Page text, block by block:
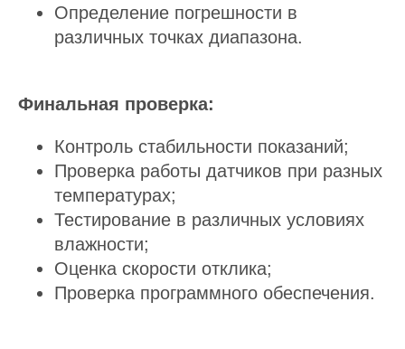
Определение погрешности в
различных точках диапазона.
Финальная проверка:
Контроль стабильности показаний;
Проверка работы датчиков при разных
температурах;
Тестирование в различных условиях
влажности;
Оценка скорости отклика;
Проверка программного обеспечения.